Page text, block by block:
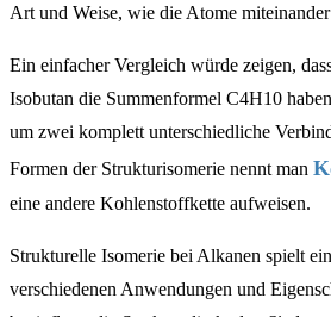
Art und Weise, wie die Atome
Ein einfacher Vergleich würde zeigen,
Isobutan die Summenformel C4H10
um zwei komplett unterschiedliche
Formen der Strukturisomerie nennt man
eine andere Kohlenstoffkette aufweisen.
Strukturelle Isomerie bei Alkanen spielt
verschiedenen Anwendungen und